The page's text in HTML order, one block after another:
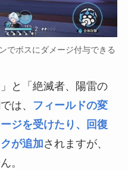
でボスにダメージ付与できる
と「絶滅者、陽雷の
は、
フィールドの変
ジを受けたり、回復
が追加されますが、
。